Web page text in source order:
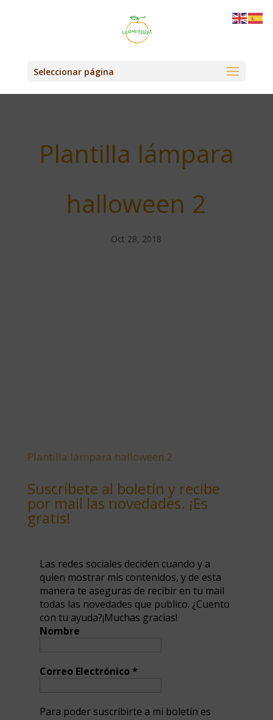
Seleccionar página
Plantilla lámpara
halloween 2
Oct 28, 2018
Plantilla lámpara halloween 2
Suscríbete al boletín y recibe
por mail las novedades. ¡Es
gratis!
Las redes sociales deciden cuando y a
quien mostrar mis contenidos, y de esta
manera te aseguras de recibir en tu mail
todas las novedades que publico. ¿Cuento
con tu ayuda?¡Muchas gracias!
Nombre
Correo Electrónico*
Para poder suscribirte a mi boletín es